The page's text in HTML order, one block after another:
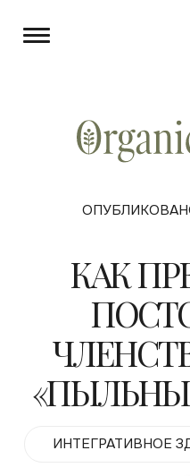
КАК
ИНТЕГРАТИВНОЕ